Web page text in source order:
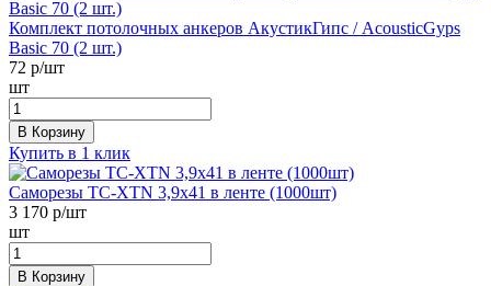
Комплект потолочных анкеров АкустикГипс / AcousticGyps
Basic 70 (2 шт.)
72 р/шт
шт
В Корзину
Купить в 1 клик
Саморезы ТС-XTN 3,9x41 в ленте (1000шт)
3 170 р/шт
шт
В Корзину